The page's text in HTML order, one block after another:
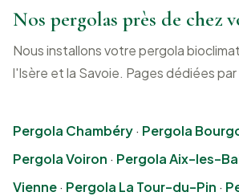
Nos pergolas près de chez
Nous installons votre pergola
l'Isère et la Savoie. Pages dédiées par
Pergola Chambéry· Pergola
Pergola Voiron · Pergola Aix-les-
Vienne· Pergola La Tour-du-Pin ·